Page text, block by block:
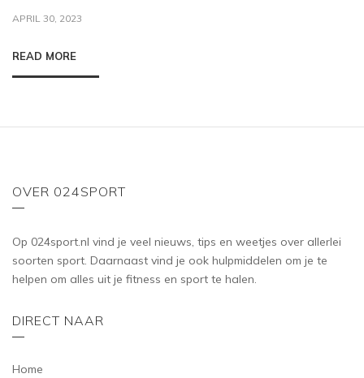
APRIL 30, 2023
READ MORE
OVER 024SPORT
Op 024sport.nl vind je veel nieuws, tips en weetjes over allerlei
soorten sport. Daarnaast vind je ook hulpmiddelen om je te
helpen om alles uit je fitness en sport te halen.
DIRECT NAAR
Home